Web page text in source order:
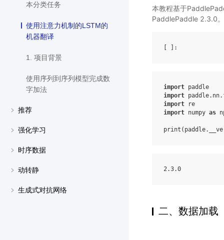
本分类任务
使用注意力机制的LSTM的
机器翻译
1. 项目背景
使用序列到序列模型完成数
字加法
推荐
强化学习
时序数据
动转静
生成式对抗网络
本教程基于
PaddlePaddle 2.3.0。
import paddle
import
import
re
import numpy as
print ( paddle.
2.3.0
二、数据加载